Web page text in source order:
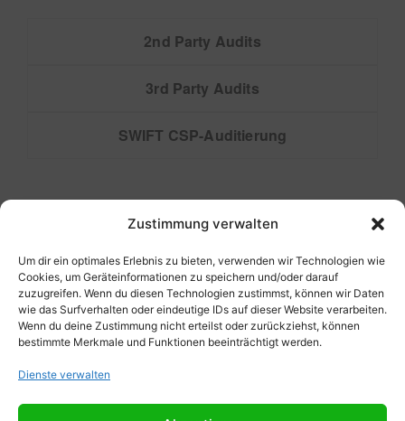
Zustimmung verwalten
Um dir ein optimales Erlebnis zu bieten, verwenden wir Technologien wie
Cookies, um Geräteinformationen zu speichern und/oder darauf
zuzugreifen. Wenn du diesen Technologien zustimmst, können wir Daten
wie das Surfverhalten oder eindeutige IDs auf dieser Website verarbeiten.
Wenn du deine Zustimmung nicht erteilst oder zurückziehst, können
bestimmte Merkmale und Funktionen beeinträchtigt werden.
Dienste verwalten
2nd Party Audits
3rd Party Audits
SWIFT CSP-Auditierung
entscheidend für die IT-Sicherheit sind
IT-Audits sind unerlässlich, um Sicherheitslücken
frühzeitig zu erkennen und sicherzustellen, dass Ihre
IT-Sicherheitsstandards eingehalten werden. Durch
regelmäßige Audits erhalten Sie eine umfassende